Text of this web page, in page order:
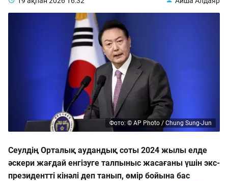
Фото: © AP Photo / Chung Sung-Jun
Сеулдің Орталық аудандық соты 2024 жылы елде
әскери жағдай енгізуге талпыныс жасағаны үшін экс-
президентті кінәлі деп танып, өмір бойына бас